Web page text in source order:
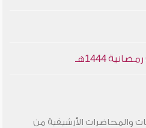
والمحاضرات الأرشيفية من